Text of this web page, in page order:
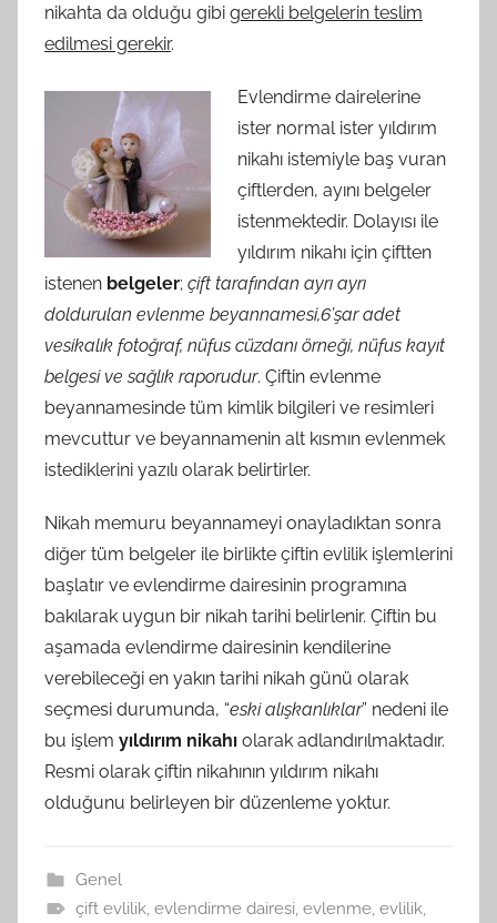
nikahta da olduğu gibi gerekli belgelerin teslim
edilmesi gerekir.
Evlendirme dairelerine
ister normal ister yıldırım
nikahı istemiyle baş vuran
çiftlerden, ayını belgeler
istenmektedir. Dolayısı ile
yıldırım nikahı için çiftten
istenen belgeler; çift tarafından ayrı ayrı
doldurulan evlenme beyannamesi,6’şar adet
vesikalık fotoğraf, nüfus cüzdanı örneği, nüfus kayıt
belgesi ve sağlık raporudur. Çiftin evlenme
beyannamesinde tüm kimlik bilgileri ve resimleri
mevcuttur ve beyannamenin alt kısmın evlenmek
istediklerini yazılı olarak belirtirler.
Nikah memuru beyannameyi onayladıktan sonra
diğer tüm belgeler ile birlikte çiftin evlilik işlemlerini
başlatır ve evlendirme dairesinin programına
bakılarak uygun bir nikah tarihi belirlenir. Çiftin bu
aşamada evlendirme dairesinin kendilerine
verebileceği en yakın tarihi nikah günü olarak
seçmesi durumunda, “eski alışkanlıklar” nedeni ile
bu işlem yıldırım nikahı olarak adlandırılmaktadır.
Resmi olarak çiftin nikahının yıldırım nikahı
olduğunu belirleyen bir düzenleme yoktur.
Genel
çift evlilik, evlendirme dairesi, evlenme, evlilik,